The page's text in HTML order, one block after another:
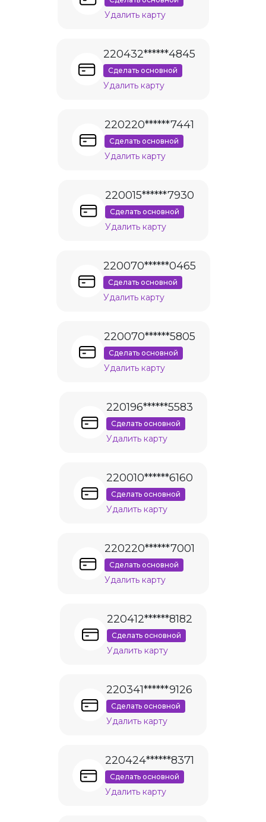
Удалить карту
220432******4845
Сделать основной
Удалить карту
220220******7441
Сделать основной
Удалить карту
220015******7930
Сделать основной
Удалить карту
220070******0465
Сделать основной
Удалить карту
220070******5805
Сделать основной
Удалить карту
220196******5583
Сделать основной
Удалить карту
220010******6160
Сделать основной
Удалить карту
220220******7001
Сделать основной
Удалить карту
220412******8182
Сделать основной
Удалить карту
220341******9126
Сделать основной
Удалить карту
220424******8371
Сделать основной
Удалить карту